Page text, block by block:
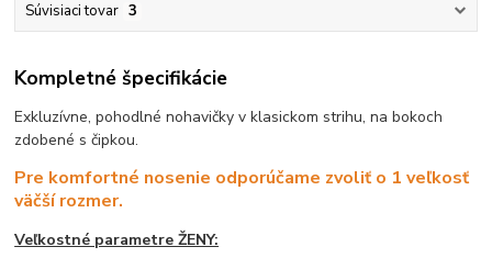
Súvisiaci tovar 3
Kompletné špecifikácie
Exkluzívne, pohodlné nohavičky v klasickom strihu, na bokoch
zdobené s čipkou.
Pre komfortné nosenie odporúčame zvoliť o 1 veľkosť
väčší rozmer.
Veľkostné parametre ŽENY: